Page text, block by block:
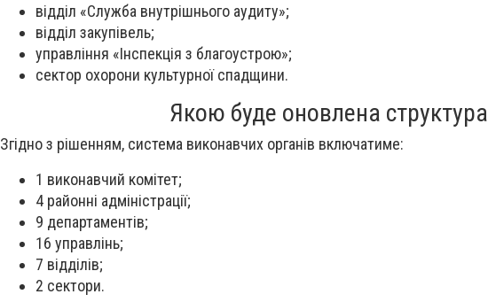
відділ «Служба внутрішнього аудиту»;
відділ закупівель;
управління «Інспекція з благоустрою»;
сектор охорони культурної спадщини.
Якою буде оновлена структура
Згідно з рішенням, система виконавчих органів включатиме:
1 виконавчий комітет;
4 районні адміністрації;
9 департаментів;
16 управлінь;
7 відділів;
2 сектори.